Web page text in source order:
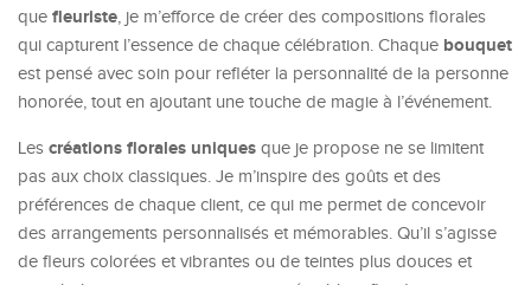
que fleuriste, je m’efforce de créer des compositions florales
qui capturent l’essence de chaque célébration. Chaque bouquet
est pensé avec soin pour refléter la personnalité de la personne
honorée, tout en ajoutant une touche de magie à l’événement.
Les créations florales uniques que je propose ne se limitent
pas aux choix classiques. Je m’inspire des goûts et des
préférences de chaque client, ce qui me permet de concevoir
des arrangements personnalisés et mémorables. Qu’il s’agisse
de fleurs colorées et vibrantes ou de teintes plus douces et